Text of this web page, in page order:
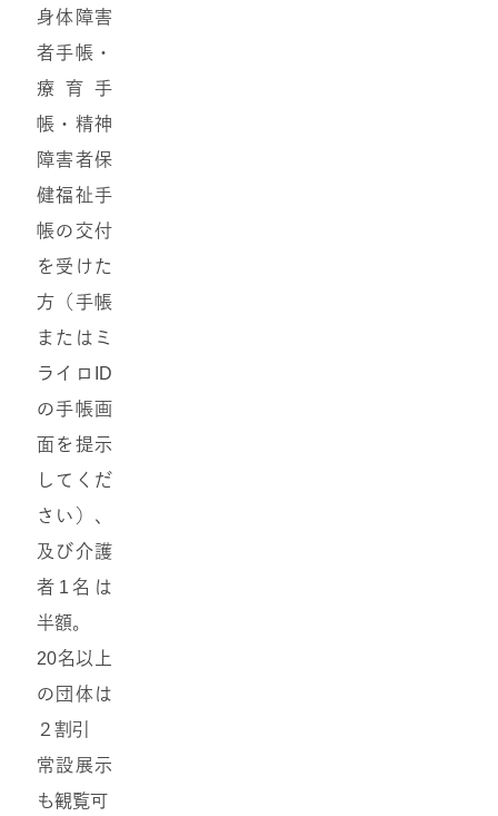
身体障害
者手帳・
療育手
帳・精神
障害者保
健福祉手
帳の交付
を受けた
方（手帳
またはミ
ライロID
の手帳画
面を提示
してくだ
さい）、
及び介護
者1名は
半額。
20名以上
の団体は
２割引
常設展示
も観覧可